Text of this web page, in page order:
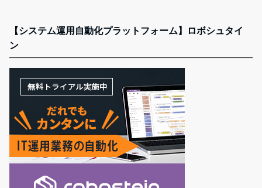
【システム運用自動化プラットフォーム】ロボシュタイ
ン